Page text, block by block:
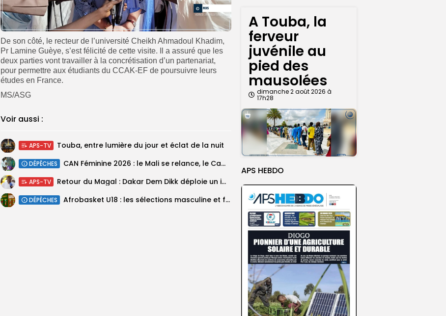
A Touba, la
ferveur
juvénile au
pied des
mausolées
dimanche 2 août 2026 à
17h28
APS HEBDO
De son côté, le recteur de l’université Cheikh Ahmadoul Khadim,
Pr Lamine Guèye, s’est félicité de cette visite. Il a assuré que les
deux parties vont travailler à la concrétisation d’un partenariat,
pour permettre aux étudiants du CCAK-EF de poursuivre leurs
études en France.
MS/ASG
Voir aussi :
APS-TV Touba, entre lumière du jour et éclat de la nuit
DÉPÊCHES ‎CAN Féminine 2026 : le Mali se relance, le Cameroun domine le...
APS-TV Retour du Magal : Dakar Dem Dikk déploie un important dispositif pour...
DÉPÊCHES ‎Afrobasket U18 : les sélections masculine et féminine du Sénégal fixées sur...